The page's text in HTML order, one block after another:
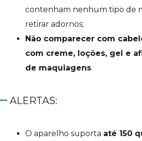
contenham nenhum tipo de
retirar adornos;
Não comparecer com
com creme, loções, gel e
de maquiagens.
ALERTAS:
O aparelho suporta até 150